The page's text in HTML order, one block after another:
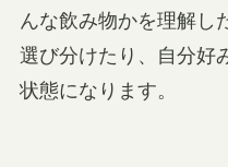
んな飲み物かを理解し
選び分けたり、自分好
状態になります。